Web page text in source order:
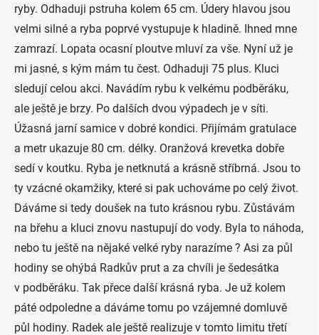
ryby. Odhaduji pstruha kolem 65 cm. Údery hlavou jsou
velmi silné a ryba poprvé vystupuje k hladině. Ihned mne
zamrazí. Lopata ocasní ploutve mluví za vše. Nyní už je
mi jasné, s kým mám tu čest. Odhaduji 75 plus. Kluci
sledují celou akci. Navádím rybu k velkému podběráku,
ale ještě je brzy. Po dalších dvou výpadech je v síti.
Úžasná jarní samice v dobré kondici. Přijímám gratulace
a metr ukazuje 80 cm. délky. Oranžová krevetka dobře
sedí v koutku. Ryba je netknutá a krásně stříbrná. Jsou to
ty vzácné okamžiky, které si pak uchováme po celý život.
Dáváme si tedy doušek na tuto krásnou rybu. Zůstávám
na břehu a kluci znovu nastupují do vody. Byla to náhoda,
nebo tu ještě na nějaké velké ryby narazíme ? Asi za půl
hodiny se ohýbá Radkův prut a za chvíli je šedesátka
v podběráku. Tak přece další krásná ryba. Je už kolem
páté odpoledne a dáváme tomu po vzájemné domluvě
půl hodiny. Radek ale ještě realizuje v tomto limitu třetí